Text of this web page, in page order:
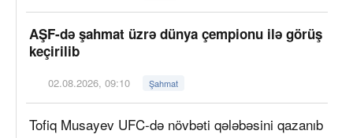
AŞF-də şahmat üzrə dünya çempionu ilə görüş
keçirilib
02.08.2026, 09:10 Şahmat
Tofiq Musayev UFC-də növbəti qələbəsini qazanıb